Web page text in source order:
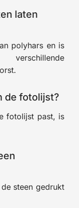
laten
polyhars en is
de fotolijst?
fotolijst past, is
steen gedrukt